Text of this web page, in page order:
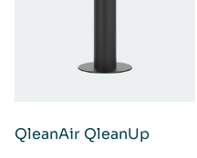
QleanAir QleanUp